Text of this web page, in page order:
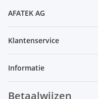
AFATEK AG
Klantenservice
Informatie
Betaalwijzen